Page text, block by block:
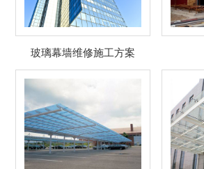
玻璃幕墙维修施工方案